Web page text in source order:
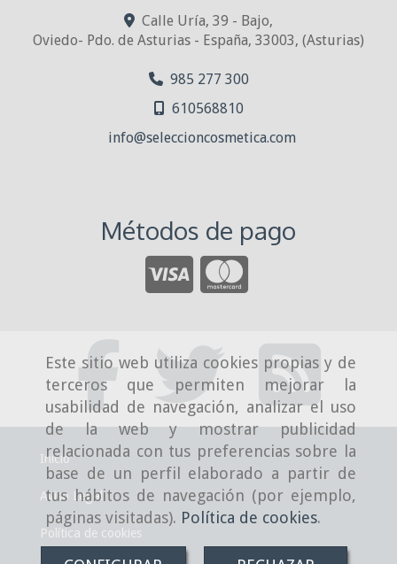
Este sitio web utiliza cookies propias y de
terceros que permiten mejorar la
usabilidad de navegación, analizar el uso
de la web y mostrar publicidad
relacionada con tus preferencias sobre la
base de un perfil elaborado a partir de
tus hábitos de navegación (por ejemplo,
páginas visitadas). Política de cookies.
Calle Uría, 39 - Bajo,
Oviedo- Pdo. de Asturias - España, 33003, (Asturias)
985 277 300
610568810
info
seleccioncosmetica.com
Métodos de pago
Inicio
Aviso Legal
Política de cookies